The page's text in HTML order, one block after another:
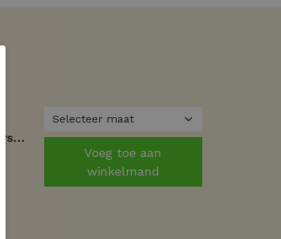
Studio Anneloes flair bonded trousers 94800 9000 black
Voeg toe aan
winkelmand